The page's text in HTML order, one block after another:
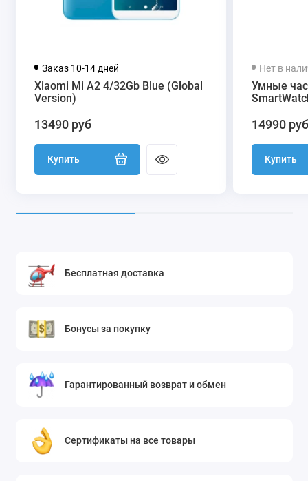
Заказ 10-14 дней
Xiaomi Mi A2 4/32Gb Blue (Global
Version)
13490 руб
Купить
Нет в
Умные
14990 руб
Купить
Бесплатная доставка
Бонусы за покупку
Гарантированный возврат и обмен
Сертификаты на все товары